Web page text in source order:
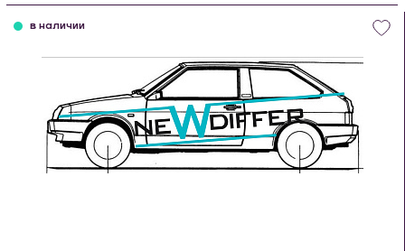
в наличии